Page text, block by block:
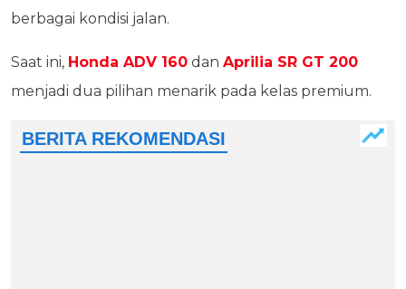
berbagai kondisi jalan.
Saat ini, Honda ADV 160 dan Aprilia SR GT 200
menjadi dua pilihan menarik pada kelas premium.